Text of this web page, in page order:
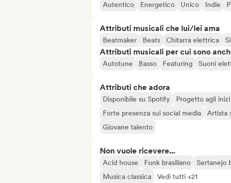
Autentico Energetico Unico Indie
Attributi musicali che lui/lei ama
Beatmaker Beats Chitarra elettrica
Attributi musicali per cui sono
Autotune Basso Featuring Suoni
Attributi che adora
Disponibile su Spotify Progetto agli inizi
Forte presenza sui social media
Artista
Giovane talento
Non vuole ricevere...
Acid house Funk brasiliano Sertanejo
Musica classica
Vedi tutti +21